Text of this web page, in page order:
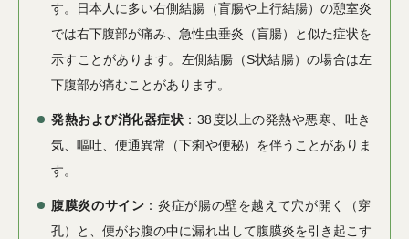
す。日本人に多い右側結腸（盲腸や上行結腸）の憩室炎
では右下腹部が痛み、急性虫垂炎（盲腸）と似た症状を
示すことがあります。左側結腸（S状結腸）の場合は左
下腹部が痛むことがあります。
発熱および消化器症状 ：38度以上の発熱や悪寒、吐き
気、嘔吐、便通異常（下痢や便秘）を伴うことがありま
す。
腹膜炎のサイン ：炎症が腸の壁を越えて穴が開く（穿
孔）と、便がお腹の中に漏れ出して腹膜炎を引き起こす